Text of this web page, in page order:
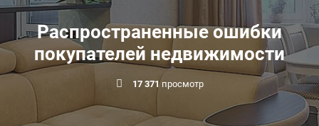
Распространенные ошибки
покупателей недвижимости
17 371просмотр